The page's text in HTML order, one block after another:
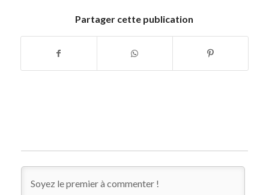
Partager cette publication